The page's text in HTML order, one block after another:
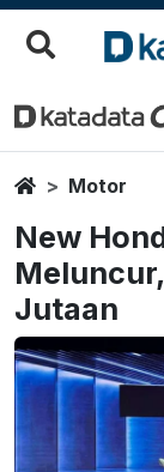
HomeMotor
New
Jutaan